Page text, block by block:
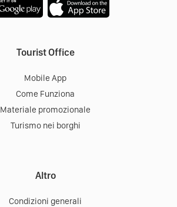
Tourist Office
Mobile App
Come Funziona
Materiale promozionale
Turismo nei borghi
Altro
Condizioni generali